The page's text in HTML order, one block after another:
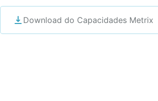
Download do Capacidades Metrix